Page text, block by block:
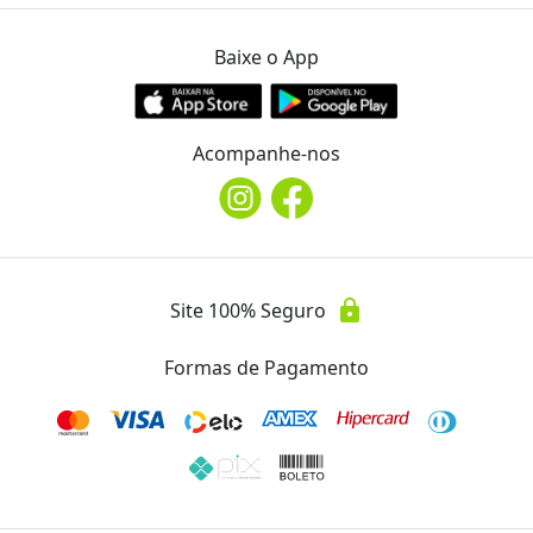
Baixe o App
Acompanhe-nos
Site 100% Seguro lock
Formas de Pagamento